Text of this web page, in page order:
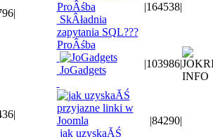
|
|
SkÂładnia
zapytania SQL???
ProÂśba
|164538|
JoGadgets
|103986|
jak uzyskaĂŚ
|84290|